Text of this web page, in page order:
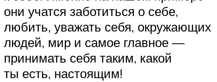
они учатся заботиться о себе,
любить, уважать себя, окружающих
людей, мир и самое главное —
принимать себя таким, какой
ты есть, настоящим!